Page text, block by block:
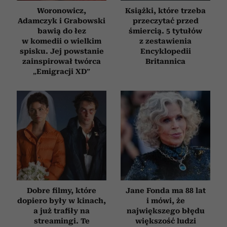
korzystasz z naszej witryny, udostępniamy partnerom
społecznościowym, reklamowym i analitycznym.
Partnerzy mogą połączyć te informacje z innymi danymi
otrzymanymi od Ciebie lub uzyskanymi podczas
korzystania z ich usług.
Woronowicz,
Adamczyk i Grabowski
bawią do łez
w komedii o wielkim
spisku. Jej powstanie
zainspirował twórca
„Emigracji XD”
Książki, które trzeba
przeczytać przed
śmiercią. 5 tytułów
z zestawienia
Encyklopedii
Britannica
Dobre filmy, które
dopiero były w kinach,
a już trafiły na
streamingi. Te
Jane Fonda ma 88 lat
i mówi, że
największego błędu
większość ludzi